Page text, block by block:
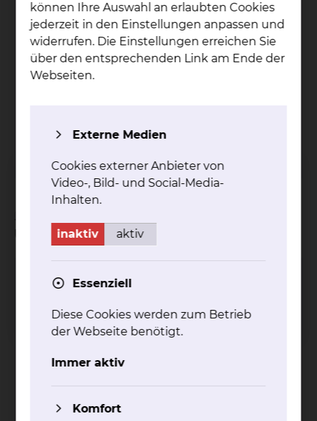
Fax: +49 531 595 4532
Sie möchten Befunde oder
Unterlagen anfordern
Pneumologie & Beatmungsmedizin
können Ihre Auswahl an erlaubten Cookies
jederzeit in den Einstellungen anpassen und
widerrufen. Die Einstellungen erreichen Sie
über den entsprechenden Link am Ende der
Webseiten.
Externe Medien
Cookies externer Anbieter von
Video-, Bild- und Social-Media-
Inhalten.
inaktiv aktiv
Essenziell
Diese Cookies werden zum Betrieb
der Webseite benötigt.
Immer aktiv
Komfort